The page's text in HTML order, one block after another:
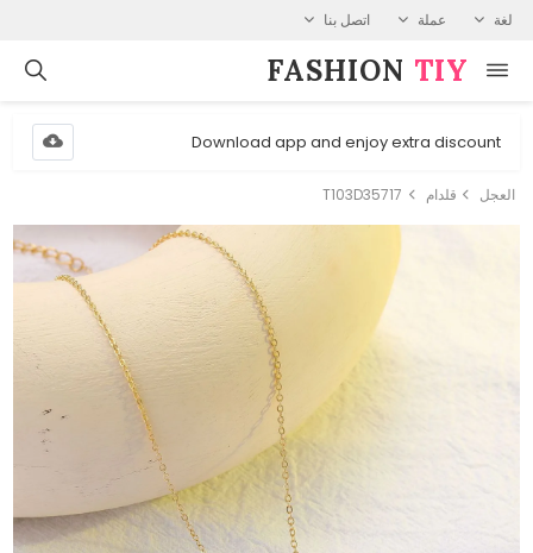
لغة عملة اتصل بنا
FASHION⁠ TIY
Download app and enjoy extra discount
العجل قلدام T103D35717